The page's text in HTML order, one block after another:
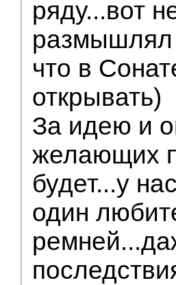
ряду...вот
размышлял
что в
открывать)
За идею и
желающих
будет...у
один